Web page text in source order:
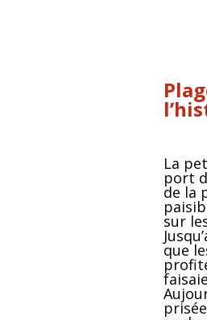
La
port
de la
sur
que